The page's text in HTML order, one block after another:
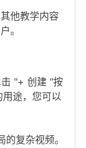
他教学内容
。
"+ 创建 "按
途，您可以
复杂视频。